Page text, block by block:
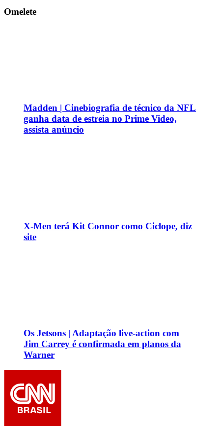
Omelete
Madden | Cinebiografia de técnico da NFL
ganha data de estreia no Prime Video,
assista anúncio
X-Men terá Kit Connor como Ciclope, diz
site
Os Jetsons | Adaptação live-action com
Jim Carrey é confirmada em planos da
Warner